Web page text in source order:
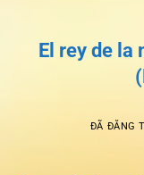
El rey de la
ĐÃ ĐĂNG